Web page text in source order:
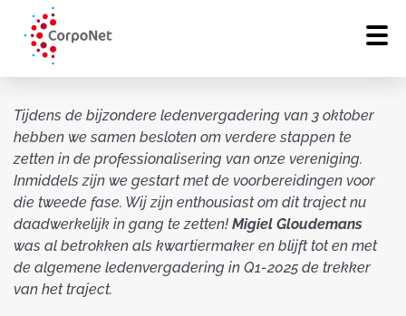
Tijdens de bijzondere ledenvergadering van 3 oktober
hebben we samen besloten om verdere stappen te
zetten in de professionalisering van onze vereniging.
Inmiddels zijn we gestart met de voorbereidingen voor
die tweede fase. Wij zijn enthousiast om dit traject nu
daadwerkelijk in gang te zetten! Migiel Gloudemans
was al betrokken als kwartiermaker en blijft tot en met
de algemene ledenvergadering in Q1-2025 de trekker
van het traject.